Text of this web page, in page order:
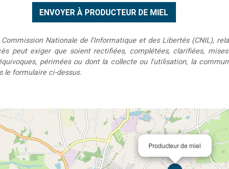
Nationale de l'Informatique et des Libertés (CNIL),
peut exiger que soient rectifiées, complétées, clarifiées,
périmées ou dont la collecte ou l'utilisation, la
le formulaire ci-dessus.
Producteur de miel